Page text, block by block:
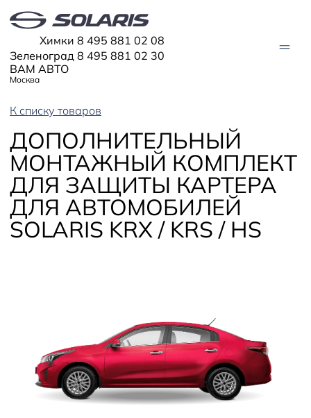
ВАМ АВТО
Москва
Химки 8 495 881 02 08
Зеленоград 8 495 881 02 30
АВТО В НАЛИЧИИ
МОДЕЛИ
Solaris HC
Solaris KRX
Solaris KRS
Solaris HS
ЦИФРОВОЙ АВТОМОБИЛЬ
ПОКУПАТЕЛЯМ
Помощь на дорогах
Информация о дилере
Новости
К списку товаров
ДОПОЛНИТЕЛЬНЫЙ
МОНТАЖНЫЙ КОМПЛЕКТ
ДЛЯ ЗАЩИТЫ КАРТЕРА
ДЛЯ АВТОМОБИЛЕЙ
SOLARIS KRX / KRS / HS